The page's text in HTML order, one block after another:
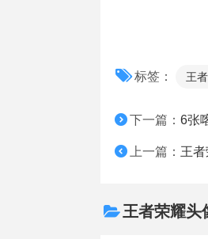
标签： 王
下一篇：6张
上一篇： 王
王者荣耀头